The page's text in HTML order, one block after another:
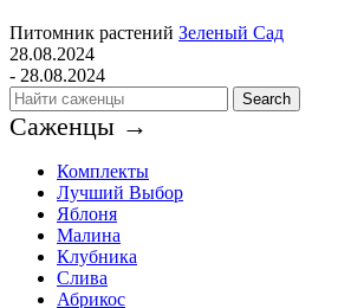
Питомник растений Зеленый Сад
28.08.2024
- 28.08.2024
Search
Саженцы →
Комплекты
Лучший Выбор
Яблоня
Малина
Клубника
Слива
Абрикос